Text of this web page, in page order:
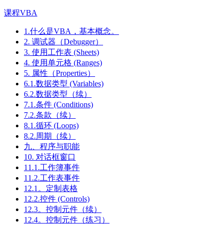
课程VBA
1.什么是VBA，基本概念。
2. 调试器（Debugger）
3. 使用工作表 (Sheets)
4. 使用单元格 (Ranges)
5. 属性（Properties）
6.1.数据类型 (Variables)
6.2.数据类型（续）
7.1.条件 (Conditions)
7.2.条款（续）
8.1.循环 (Loops)
8.2.周期（续）
九、程序与职能
10. 对话框窗口
11.1.工作簿事件
11.2.工作表事件
12.1。定制表格
12.2.控件 (Controls)
12.3。控制元件（续）
12.4。控制元件（练习）